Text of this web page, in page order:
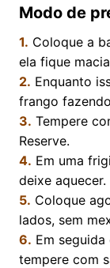
Modo de
1. Coloque a
ela fique
2. Enquanto
frango
3. Tempere
Reserve.
4. Em uma
deixe aquecer.
5. Coloque
lados, sem
6. Em
tempere com